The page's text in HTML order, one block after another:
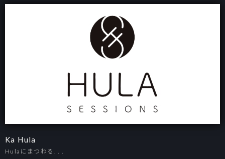
Ka Hula
Hulaにまつわる. . .